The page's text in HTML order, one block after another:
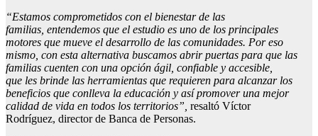
“Estamos comprometidos con el bienestar de las
familias, entendemos que el estudio es uno de los principales
motores que mueve el desarrollo de las comunidades. Por eso
mismo, con esta alternativa buscamos abrir puertas para que las
familias cuenten con una opción ágil, confiable y accesible,
que les brinde las herramientas que requieren para alcanzar los
beneficios que conlleva la educación y así promover una mejor
calidad de vida en todos los territorios”, resaltó Víctor
Rodríguez, director de Banca de Personas.